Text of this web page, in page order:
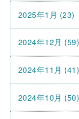
2025年1月 (23)
2024年12月 (59)
2024年11月 (41)
2024年10月 (50)